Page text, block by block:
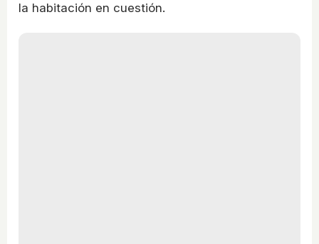
la habitación en cuestión.